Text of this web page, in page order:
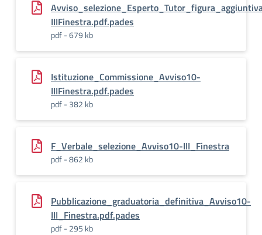
IIIFinestra.pdf.pades
pdf - 679 kb
Istituzione_Commissione_Avviso10-
IIIFinestra.pdf.pades
pdf - 382 kb
F_Verbale_selezione_Avviso10-III_Finestra
pdf - 862 kb
Pubblicazione_graduatoria_definitiva_Avviso10-
III_Finestra.pdf.pades
pdf - 295 kb